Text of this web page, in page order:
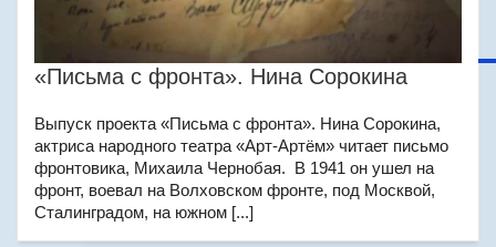
«Письма с фронта». Нина Сорокина
Выпуск проекта «Письма с фронта». Нина Сорокина,
актриса народного театра «Арт-Артём» читает письмо
фронтовика, Михаила Чернобая. В 1941 он ушел на
фронт, воевал на Волховском фронте, под Москвой,
Сталинградом, на южном [...]